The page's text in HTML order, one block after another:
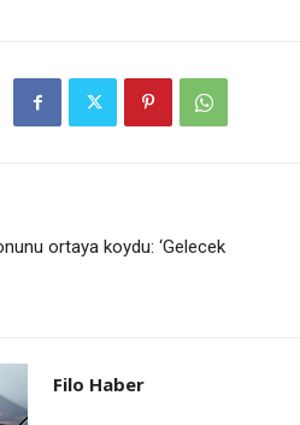
ortaya koydu: ‘Gelecek
Filo Haber